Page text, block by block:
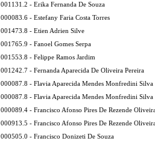
001131.2 - Erika Fernanda De Souza
000083.6 - Estefany Faria Costa Torres
001473.8 - Etien Adrien Silve
001765.9 - Fanoel Gomes Serpa
001553.8 - Felippe Ramos Jardim
001242.7 - Fernanda Aparecida De Oliveira Pereira
000087.8 - Flavia Aparecida Mendes Monfredini Silva
000087.8 - Flavia Aparecida Mendes Monfredini Silva
000089.4 - Francisco Afonso Pires De Rezende
000913.5 - Francisco Afonso Pires De Rezende
000505.0 - Francisco Donizeti De Souza